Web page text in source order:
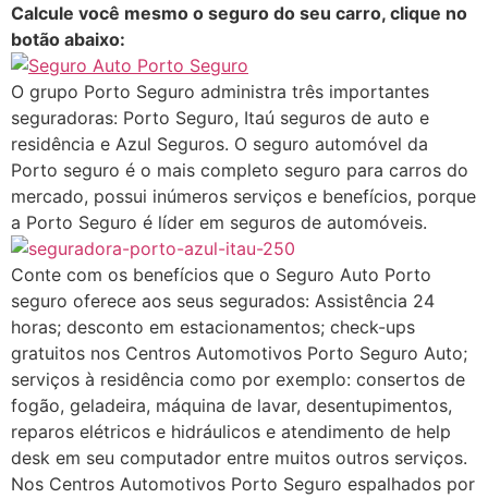
Calcule você mesmo o seguro do seu carro, clique no
botão abaixo:
O grupo Porto Seguro administra três importantes
seguradoras: Porto Seguro, Itaú seguros de auto e
residência e Azul Seguros. O seguro automóvel da
Porto seguro é o mais completo seguro para carros do
mercado, possui inúmeros serviços e benefícios, porque
a Porto Seguro é líder em seguros de automóveis.
Conte com os benefícios que o Seguro Auto Porto
seguro oferece aos seus segurados: Assistência 24
horas; desconto em estacionamentos; check-ups
gratuitos nos Centros Automotivos Porto Seguro Auto;
serviços à residência como por exemplo: consertos de
fogão, geladeira, máquina de lavar, desentupimentos,
reparos elétricos e hidráulicos e atendimento de help
desk em seu computador entre muitos outros serviços.
Nos Centros Automotivos Porto Seguro espalhados por